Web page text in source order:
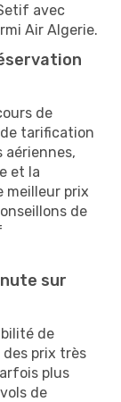
avec
Air Algerie.
de
tarification
aériennes,
et la
meilleur prix
de
sur
de
des prix très
plus
de